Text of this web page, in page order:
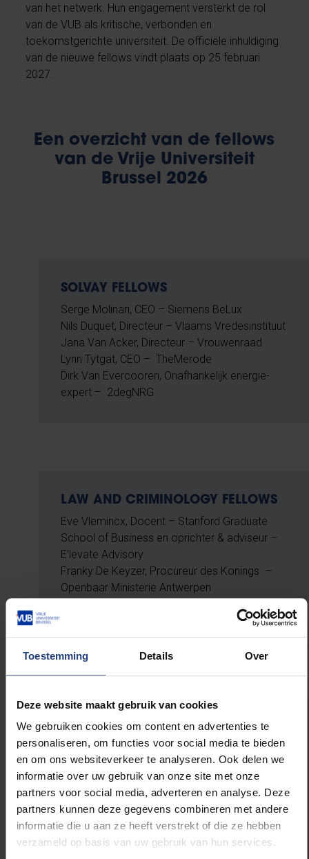
Toestemming Details Over
Deze website maakt gebruik van cookies
We gebruiken cookies om content en advertenties te
personaliseren, om functies voor social media te bieden
en om ons websiteverkeer te analyseren. Ook delen we
informatie over uw gebruik van onze site met onze
partners voor social media, adverteren en analyse. Deze
partners kunnen deze gegevens combineren met andere
informatie die u aan ze heeft verstrekt of die ze hebben
verzameld op basis van uw gebruik van hun services.
van het netwerk. Hun engagement versterkt de rol
van de VUB als kritische, verbonden en
toekomstgerichte universiteit. De officiële inhuldiging
van de nieuwe fellows vindt plaats op 25 februari
2027.
Een overzicht van de fellows
van de Vrije Universiteit
Brussel 2026
SOLVAY FELLOWS
Serge Molinari, CEO – Siemens BeLux
Nils Duquet, Directeur – Vlaams Vredesinstituut
Jana Van Acker, Directeur – Vrouwenraad
Lynn Tytgat, CEO – TheMerode
Dirk Van Evercooren, Onafhankelijk energie-
expert – 2degNRG
LAW AND CRIMINOLOGY FELLOWS
Eve Vlemincx, Docent – Stanford Graduate
School of Business en oprichter & adviseur –
E’levate Advisory
Franky De Keyzer, Procureur des Konings –
Openbaar Ministerie Antwerpen
SCIENCE FELLOWS
Peter Landschützer, Onderzoeksdirecteur –
Vlaams Instituut voor de Zee (VLIZ)
Koen Iterbeke, Chief Strategy Officer –
anacura en onafhankelijk senior consultant Life
Sciences
Karl Tuyls, CTO AI, Vice President & Fellow –
imec; affiliated professor – University of